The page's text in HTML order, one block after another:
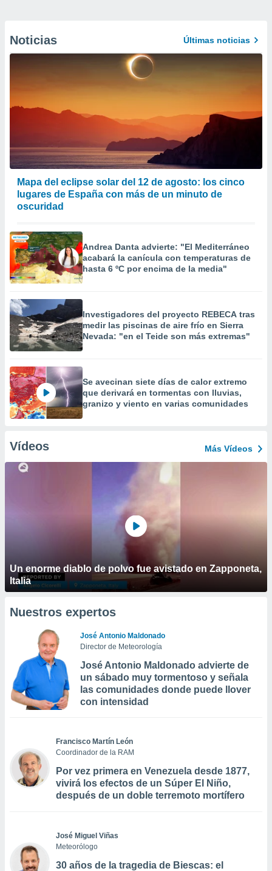
Noticias Últimas noticias
Mapa del eclipse solar del 12 de agosto: los cinco
lugares de España con más de un minuto de
oscuridad
Andrea Danta advierte: "El Mediterráneo
acabará la canícula con temperaturas de
hasta 6 ºC por encima de la media"
Investigadores del proyecto REBECA tras
medir las piscinas de aire frío en Sierra
Nevada: "en el Teide son más extremas"
Se avecinan siete días de calor extremo
que derivará en tormentas con lluvias,
granizo y viento en varias comunidades
Vídeos Más Vídeos
Un enorme diablo de polvo fue avistado en Zapponeta,
Italia
Nuestros expertos
José Antonio Maldonado
Director de Meteorología
José Antonio Maldonado advierte de
un sábado muy tormentoso y señala
las comunidades donde puede llover
con intensidad
Francisco Martín León
Coordinador de la RAM
Por vez primera en Venezuela desde 1877,
vivirá los efectos de un Súper El Niño,
después de un doble terremoto mortífero
José Miguel Viñas
Meteorólogo
30 años de la tragedia de Biescas: el